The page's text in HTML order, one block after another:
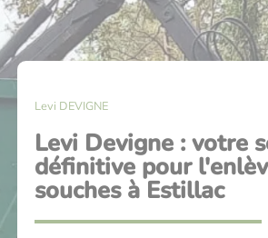
Levi DEVIGNE
Levi Devigne : votre
définitive pour
souches à Estillac